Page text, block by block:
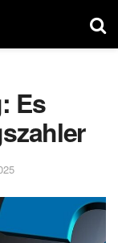
Es